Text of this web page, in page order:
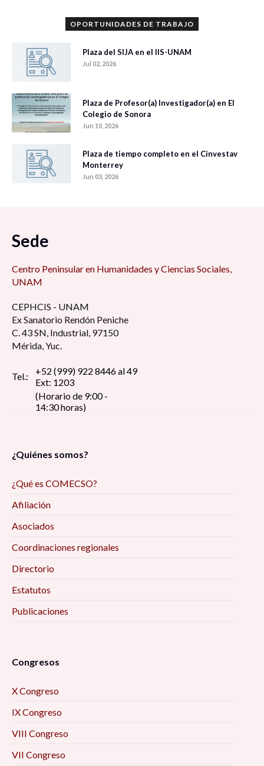
OPORTUNIDADES DE TRABAJO
Plaza del SIJA en el IIS-UNAM
Jul 02, 2026
Plaza de Profesor(a) Investigador(a) en El
Colegio de Sonora
Jun 10, 2026
Plaza de tiempo completo en el Cinvestav
Monterrey
Jun 03, 2026
Sede
Centro Peninsular en Humanidades y Ciencias Sociales,
UNAM
CEPHCIS - UNAM
Ex Sanatorio Rendón Peniche
C. 43 SN, Industrial, 97150
Mérida, Yuc.
Tel.:
+52 (999) 922 8446 al 49
Ext: 1203
(Horario de 9:00 -
14:30 horas)
¿Quiénes somos?
¿Qué es COMECSO?
Afiliación
Asociados
Coordinaciones regionales
Directorio
Estatutos
Publicaciones
Congresos
X Congreso
IX Congreso
VIII Congreso
VII Congreso